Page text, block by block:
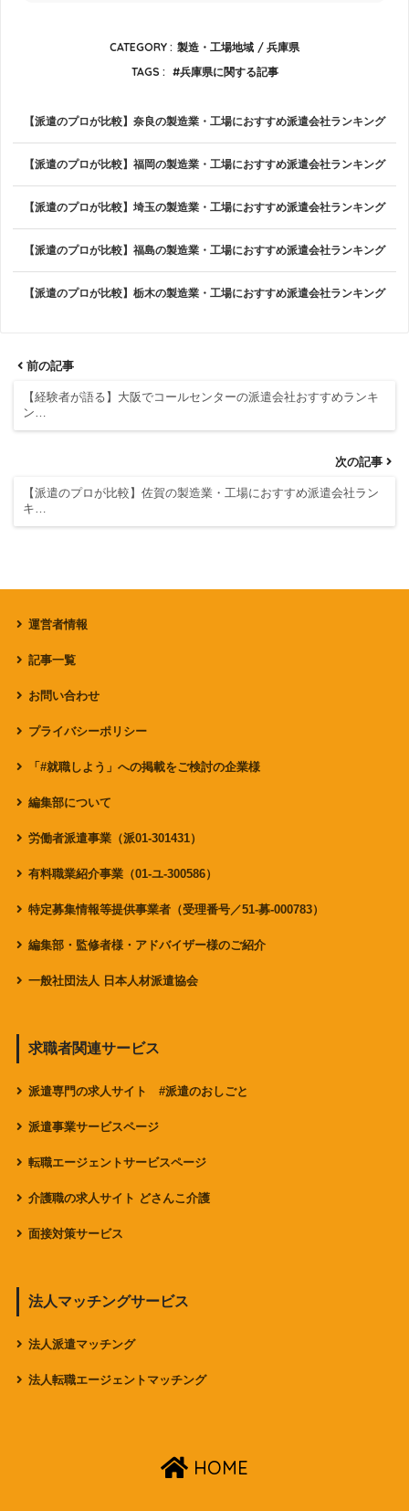
CATEGORY : 製造・工場地域
兵庫県
TAGS :
兵庫県に関する記事
【派遣のプロが比較】奈良の製造業・工場におすすめ派遣会社ランキング
【派遣のプロが比較】福岡の製造業・工場におすすめ派遣会社ランキング
【派遣のプロが比較】埼玉の製造業・工場におすすめ派遣会社ランキング
【派遣のプロが比較】福島の製造業・工場におすすめ派遣会社ランキング
【派遣のプロが比較】栃木の製造業・工場におすすめ派遣会社ランキング
前の記事
【経験者が語る】大阪でコールセンターの派遣会社おすすめランキ
ン…
次の記事
【派遣のプロが比較】佐賀の製造業・工場におすすめ派遣会社ラン
キ…
運営者情報
記事一覧
お問い合わせ
プライバシーポリシー
「#就職しよう」への掲載をご検討の企業様
編集部について
労働者派遣事業（派01-301431）
有料職業紹介事業（01-ユ-300586）
特定募集情報等提供事業者（受理番号／51-募-000783）
編集部・監修者様・アドバイザー様のご紹介
一般社団法人 日本人材派遣協会
求職者関連サービス
派遣専門の求人サイト #派遣のおしごと
派遣事業サービスページ
転職エージェントサービスページ
介護職の求人サイト どさんこ介護
面接対策サービス
法人マッチングサービス
法人派遣マッチング
法人転職エージェントマッチング
HOME